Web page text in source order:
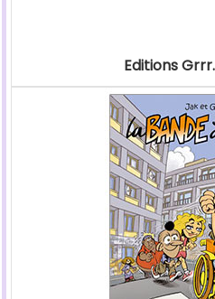
Editions